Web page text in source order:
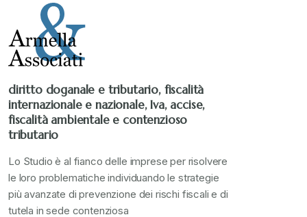
Stampa 2021
Stampa 2022
Stampa 2023
Stampa 2024
valore in dogana
diritto doganale e tributario, fiscalità
internazionale e nazionale, Iva, accise,
fiscalità ambientale e contenzioso
tributario
Lo Studio è al fianco delle imprese per risolvere
le loro problematiche individuando le strategie
più avanzate di prevenzione dei rischi fiscali e di
tutela in sede contenziosa